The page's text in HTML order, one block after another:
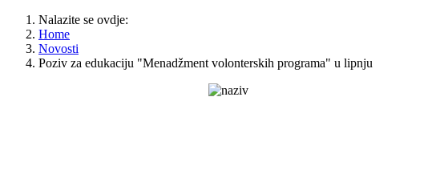
Nalazite se ovdje:
Home
Novosti
Poziv za edukaciju "Menadžment volonterskih programa" u lipnju